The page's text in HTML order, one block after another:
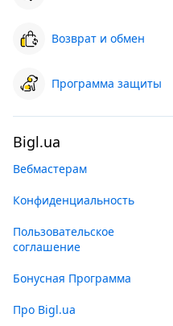
Возврат и обмен
Программа защиты
Bigl.ua
Вебмастерам
Конфиденциальность
Пользовательское
соглашение
Бонусная Программа
Про Bigl.ua